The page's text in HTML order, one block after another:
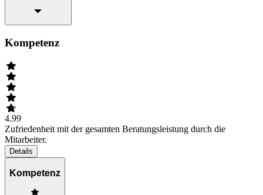
Kompetenz
4.99
Zufriedenheit mit der gesamten Beratungsleistung durch die
Mitarbeiter.
Details
Kompetenz